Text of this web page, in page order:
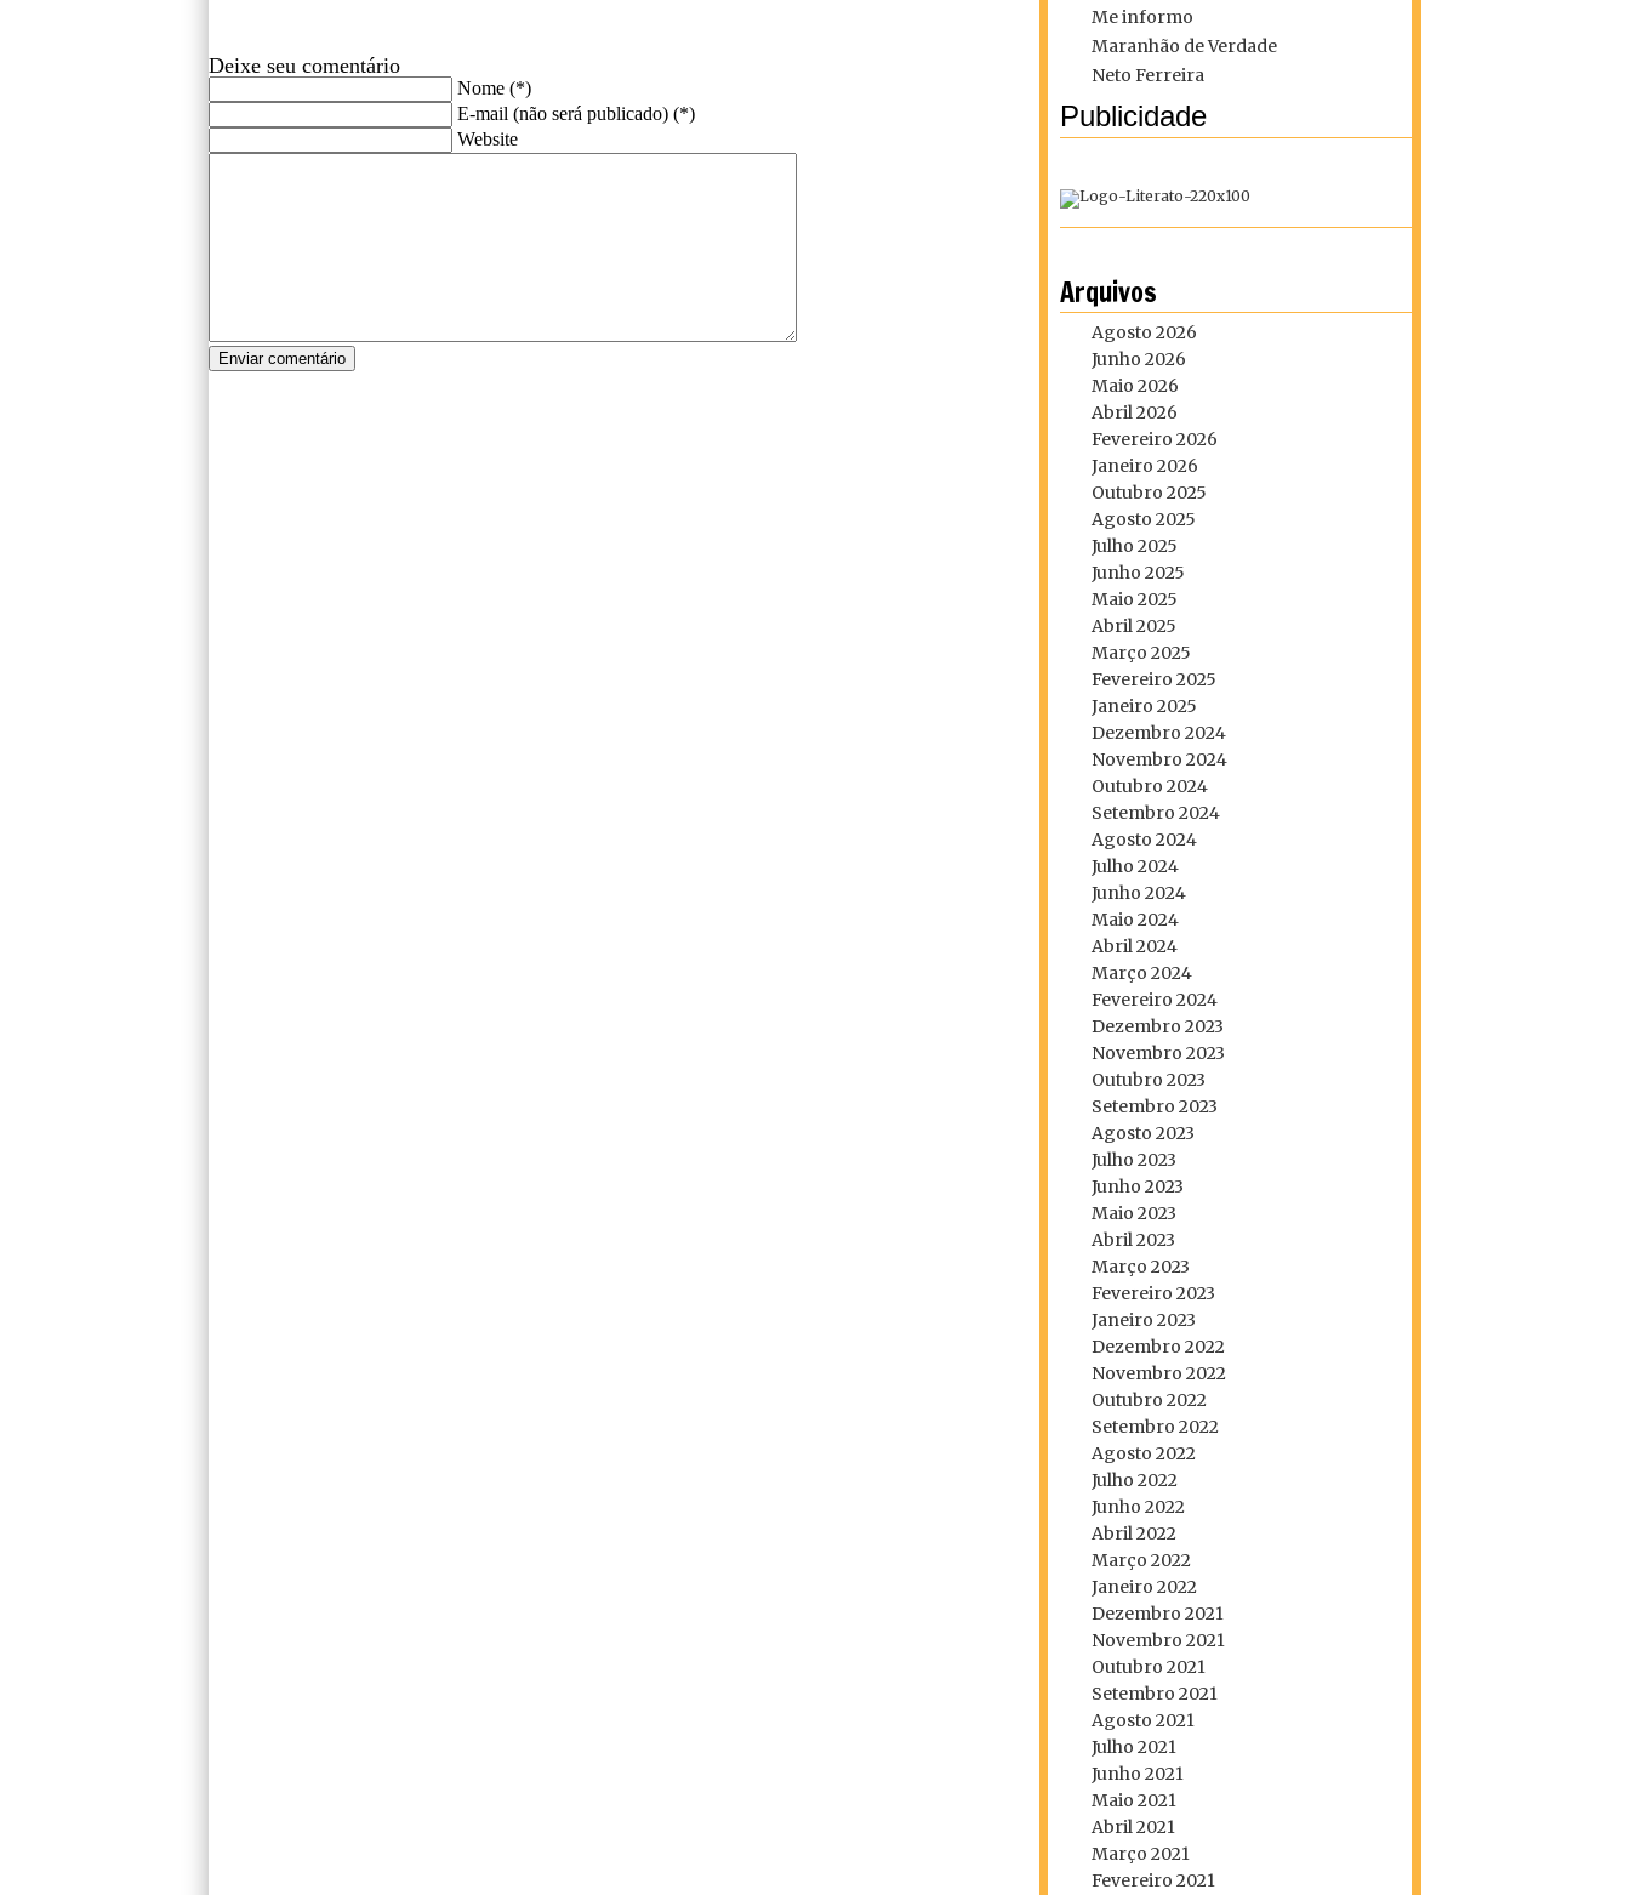
Me informo
Maranhão de Verdade
Neto Ferreira
Publicidade
Arquivos
Agosto 2026
Junho 2026
Maio 2026
Abril 2026
Fevereiro 2026
Janeiro 2026
Outubro 2025
Agosto 2025
Julho 2025
Junho 2025
Maio 2025
Abril 2025
Março 2025
Fevereiro 2025
Janeiro 2025
Dezembro 2024
Novembro 2024
Outubro 2024
Setembro 2024
Agosto 2024
Julho 2024
Junho 2024
Maio 2024
Abril 2024
Março 2024
Fevereiro 2024
Dezembro 2023
Novembro 2023
Outubro 2023
Setembro 2023
Agosto 2023
Julho 2023
Junho 2023
Maio 2023
Abril 2023
Março 2023
Fevereiro 2023
Janeiro 2023
Dezembro 2022
Novembro 2022
Outubro 2022
Setembro 2022
Agosto 2022
Julho 2022
Junho 2022
Abril 2022
Março 2022
Janeiro 2022
Dezembro 2021
Novembro 2021
Outubro 2021
Setembro 2021
Agosto 2021
Julho 2021
Junho 2021
Maio 2021
Abril 2021
Março 2021
Fevereiro 2021
Deixe seu comentário
Nome (*)
E-mail (não será publicado) (*)
Website